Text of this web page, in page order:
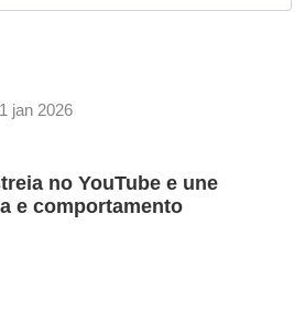
jan 2026
no YouTube e une
e comportamento